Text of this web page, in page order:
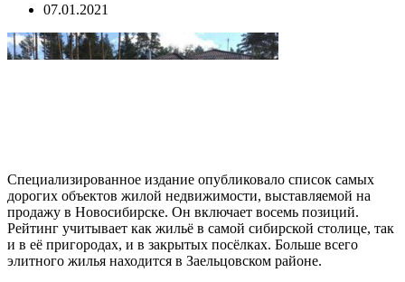
07.01.2021
Специализированное издание опубликовало список самых
дорогих объектов жилой недвижимости, выставляемой на
продажу в Новосибирске. Он включает восемь позиций.
Рейтинг учитывает как жильё в самой сибирской столице, так
и в её пригородах, и в закрытых посёлках. Больше всего
элитного жилья находится в Заельцовском районе.